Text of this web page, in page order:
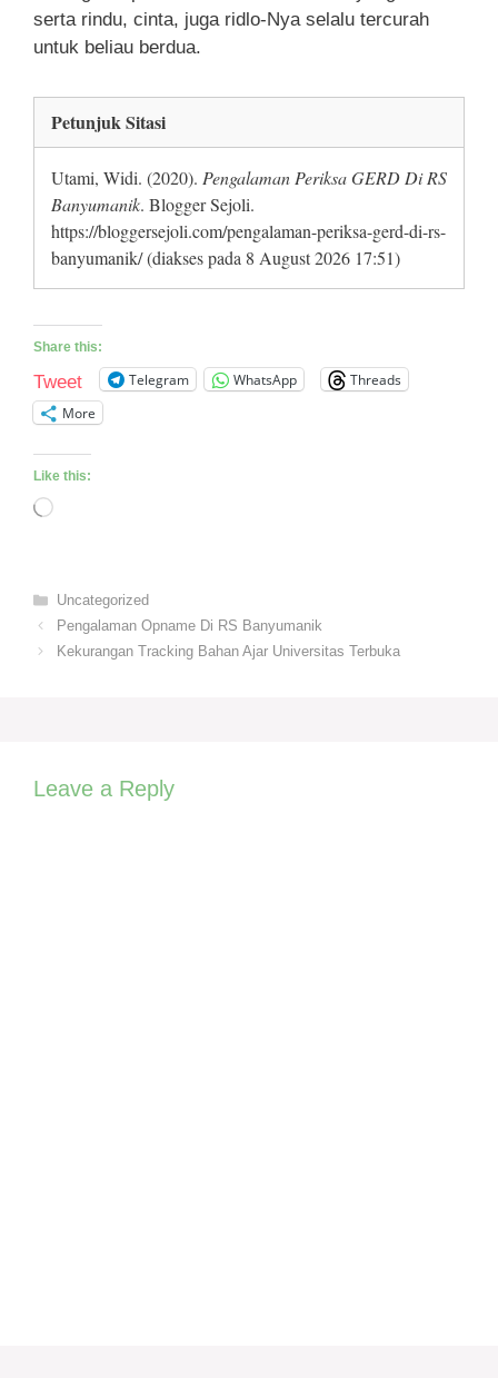
serta rindu, cinta, juga ridlo-Nya selalu tercurah
untuk beliau berdua.
Petunjuk Sitasi
Utami, Widi. (2020). Pengalaman Periksa GERD Di RS
Banyumanik. Blogger Sejoli.
https://bloggersejoli.com/pengalaman-periksa-gerd-di-rs-
banyumanik/ (diakses pada 8 August 2026 17:51)
Share this:
Tweet Telegram WhatsApp
Threads
More
Like this:
Loading…
Categories
Uncategorized
Pengalaman Opname Di RS Banyumanik
Kekurangan Tracking Bahan Ajar Universitas Terbuka
Leave a Reply